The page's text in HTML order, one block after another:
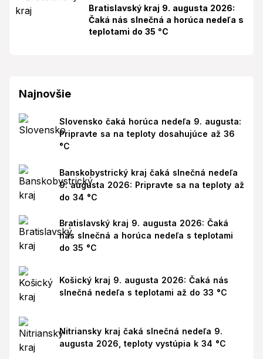
Bratislavský kraj 9. augusta 2026:
Čaká nás slnečná a horúca nedeľa s
teplotami do 35 °C
Najnovšie
Slovensko čaká horúca nedeľa 9. augusta:
Pripravte sa na teploty dosahujúce až 36
°C
Banskobystrický kraj čaká slnečná nedeľa
9. augusta 2026: Pripravte sa na teploty až
do 34 °C
Bratislavský kraj 9. augusta 2026: Čaká
nás slnečná a horúca nedeľa s teplotami
do 35 °C
Košický kraj 9. augusta 2026: Čaká nás
slnečná nedeľa s teplotami až do 33 °C
Nitriansky kraj čaká slnečná nedeľa 9.
augusta 2026, teploty vystúpia k 34 °C